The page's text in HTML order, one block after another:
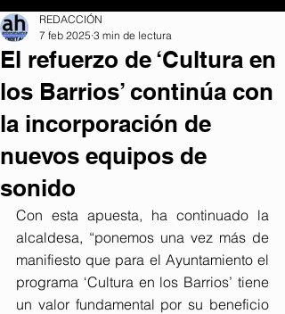
El refuerzo de ‘Cultura en
los Barrios’ continúa con
la incorporación de
nuevos equipos de
sonido
REDACCIÓN
7 feb 2025 3 min de lectura
Con esta apuesta, ha continuado la
alcaldesa, “ponemos una vez más de
manifiesto que para el Ayuntamiento el
programa ‘Cultura en los Barrios’ tiene
un valor fundamental por su beneficio